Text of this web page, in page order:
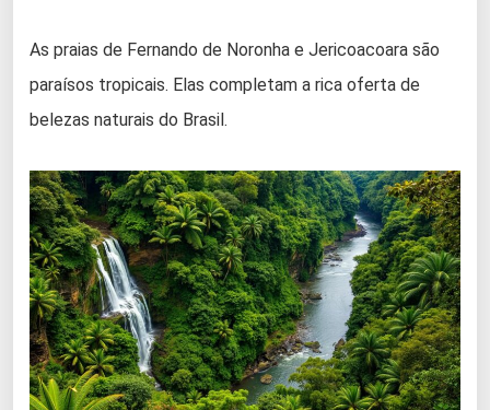
As praias de Fernando de Noronha e Jericoacoara são
paraísos tropicais. Elas completam a rica oferta de
belezas naturais do Brasil.